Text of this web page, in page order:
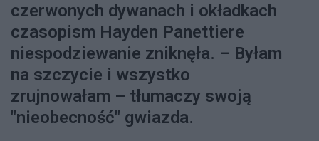
czerwonych dywanach i okładkach
czasopism Hayden Panettiere
niespodziewanie zniknęła. – Byłam
na szczycie i wszystko
zrujnowałam – tłumaczy swoją
"nieobecność" gwiazda.